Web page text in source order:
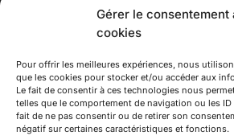
Gérer le consentement
cookies
Pour offrir les meilleures expériences, nous
que les cookies pour stocker et/ou accéder aux
Le fait de consentir à ces technologies nous
telles que le comportement de navigation ou les
fait de ne pas consentir ou de retirer son
négatif sur certaines caractéristiques et fonctions.
Téléphone : 04 78 53 06 40